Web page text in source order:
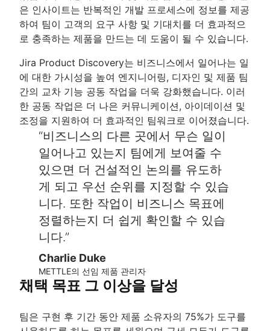
은 인사이트는 반복적인 개발 프로세스에 정보를 제공
하여 팀이 고객의 요구 사항 및 기대치를 더 효과적으
로 충족하는 제품을 만드는 데 도움이 될 수 있습니다.
Jira Product Discovery는 비즈니스에서 일어나는 일
에 대한 가시성을 높여 엔지니어링, 디자인 및 제품 팀
간의 교차 기능 공동 작업을 더욱 강화했습니다. 이러
한 공동 작업은 더 나은 커뮤니케이션, 아이데이션 및
조정을 지원하여 더 효과적인 팀워크로 이어졌습니다.
비즈니스의 다른 곳에서 무슨 일이
일어나고 있는지 팀에게 보여줄 수
있으면 더 건설적인 논의를 유도하
게 되고 우선 순위를 지정할 수 있습
니다. 또한 작업이 비즈니스 목표에
정렬하는지 더 쉽게 확인할 수 있습
니다.
Charlie Duke
METTLE의 선임 제품 관리자
채택 목표 그 이상을 달성
팀은 구현 후 기간 동안 제품 소유자의 75%가 도구를